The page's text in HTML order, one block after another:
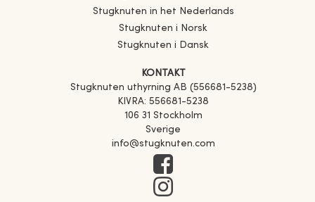
Stugknuten in het Nederlands
Stugknuten i Norsk
Stugknuten i Dansk
KONTAKT
Stugknuten uthyrning AB (556681-5238)
KIVRA: 556681-5238
106 31 Stockholm
Sverige
info@stugknuten.com